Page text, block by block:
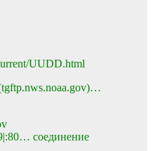
UUDD.html
соединение